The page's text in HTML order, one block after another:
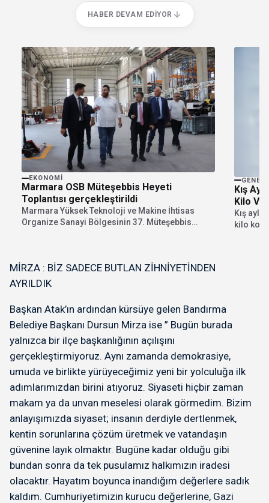
HABER DEVAM EDIYOR
EKONOMI
Marmara OSB Müteşebbis Heyeti
Toplantısı gerçekleştirildi
Marmara Yüksek Teknoloji ve Makine İhtisas
Organize Sanayi Bölgesinin 37. Müteşebbis
GENEL
Kış
Kilo
Kış
kilo
MİRZA : BİZ SADECE BUTLAN ZİHNİYETİNDEN
AYRILDIK
Başkan Atak’ın ardından kürsüye gelen Bandırma
Belediye Başkanı Dursun Mirza ise ” Bugün burada
yalnızca bir ilçe başkanlığının açılışını
gerçekleştirmiyoruz. Aynı zamanda demokrasiye,
umuda ve birlikte yürüyeceğimiz yeni bir yolculuğa ilk
adımlarımızdan birini atıyoruz. Siyaseti hiçbir zaman
makam ya da unvan meselesi olarak görmedim. Bizim
anlayışımızda siyaset; insanın derdiyle dertlenmek,
kentin sorunlarına çözüm üretmek ve vatandaşın
güvenine layık olmaktır. Bugüne kadar olduğu gibi
bundan sonra da tek pusulamız halkımızın iradesi
olacaktır. Hayatım boyunca inandığım değerlere sadık
kaldım. Cumhuriyetimizin kurucu değerlerine, Gazi